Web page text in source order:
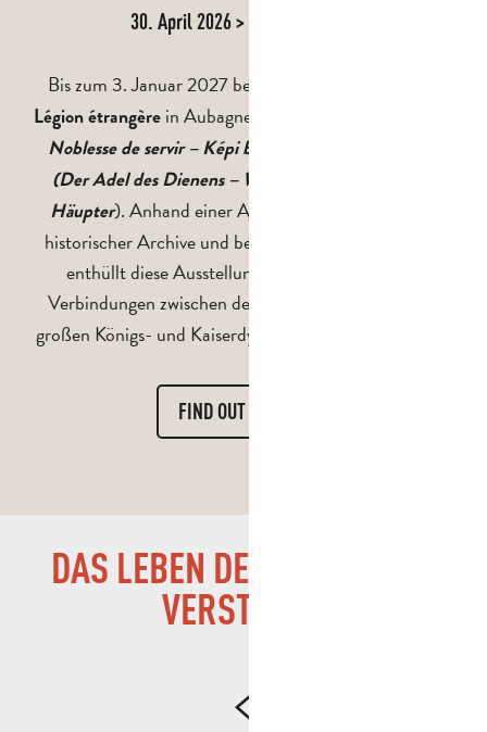
30. April 2026 > 3. Januar 2027
Bis zum 3. Januar 2027 beherbergt das
Légion étrangère in Aubagne die Sonderausstellung
Noblesse de servir – Képi blanc et têtes couronnées“
(Der Adel des Dienens – Weiße Képi und gekrönte
Häupter). Anhand einer Auswahl seltener Objekte,
historischer Archive und bemerkenswerter Artefakte
enthüllt diese Ausstellung die wenig bekannten
Verbindungen zwischen der
großen Königs- und Kaiserdynastien rund um die Welt.
FIND OUT MORE
DAS LEBEN DER LEGIONÄRE
VERSTEHEN